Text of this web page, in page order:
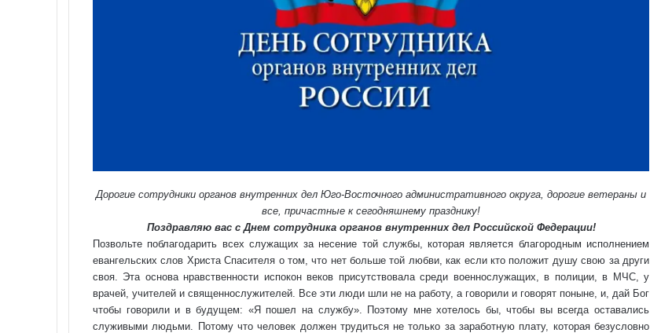
Дорогие сотрудники органов внутренних дел Юго-Восточного административного округа, дорогие ветераны и
все, причастные к сегодняшнему празднику!
Поздравляю вас с Днем сотрудника органов внутренних дел Российской Федерации!
Позвольте поблагодарить всех служащих за несение той службы, которая является благородным исполнением
евангельских слов Христа Спасителя о том, что нет больше той любви, как если кто положит душу свою за други
своя. Эта основа нравственности испокон веков присутствовала среди военнослужащих, в полиции, в МЧС, у
врачей, учителей и священнослужителей. Все эти люди шли не на работу, а говорили и говорят поныне, и, дай Бог
чтобы говорили и в будущем: «Я пошел на службу». Поэтому мне хотелось бы, чтобы вы всегда оставались
служивыми людьми. Потому что человек должен трудиться не только за заработную плату, которая безусловно